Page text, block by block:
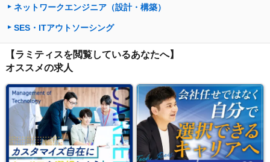
ネットワークエンジニア（設計・構築）
SES・ITアウトソーシング
【ラミティスを閲覧しているあなたへ】
オススメの求人